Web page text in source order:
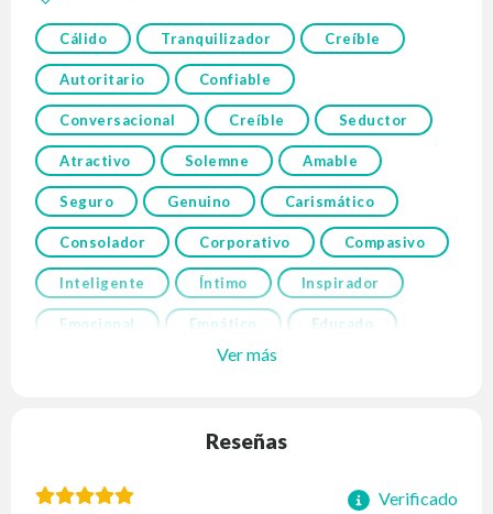
Cálido Tranquilizador Creíble
Autoritario Confiable
Conversacional Creíble Seductor
Atractivo Solemne Amable
Seguro Genuino Carismático
Consolador Corporativo Compasivo
Inteligente Íntimo Inspirador
Emocional Empático Educado
Ver más
Reseñas
Verificado